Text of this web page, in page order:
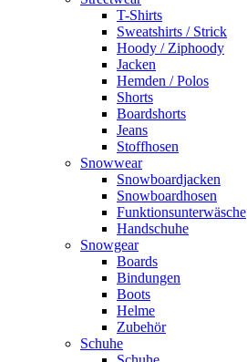
T-Shirts
Sweatshirts / Strick
Hoody / Ziphoody
Jacken
Hemden / Polos
Shorts
Boardshorts
Jeans
Stoffhosen
Snowwear
Snowboardjacken
Snowboardhosen
Funktionsunterwäsche
Handschuhe
Snowgear
Boards
Bindungen
Boots
Helme
Zubehör
Schuhe